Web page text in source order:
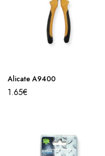
Alicate A9400
1.65€